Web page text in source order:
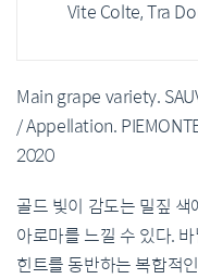
Vite Colte, Tra
Main grape variety.
/ Appellation.
2020
골드 빛이 감도는 밀짚
아로마를 느낄 수 있다.
힌트를 동반하는 복합적